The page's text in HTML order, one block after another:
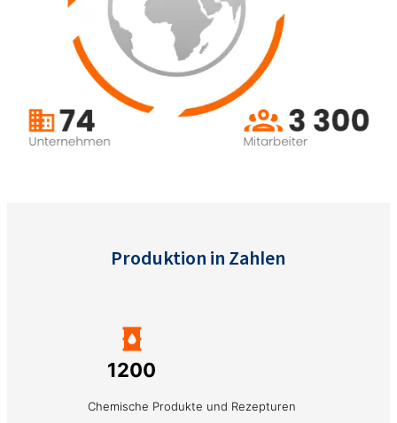
Produktion in Zahlen
1200
Chemische Produkte und Rezepturen